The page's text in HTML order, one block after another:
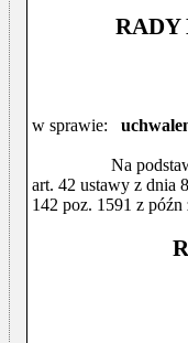
RADY
w sprawie:
Na
art. 42 ustawy z dnia
142 poz. 1591 z późn